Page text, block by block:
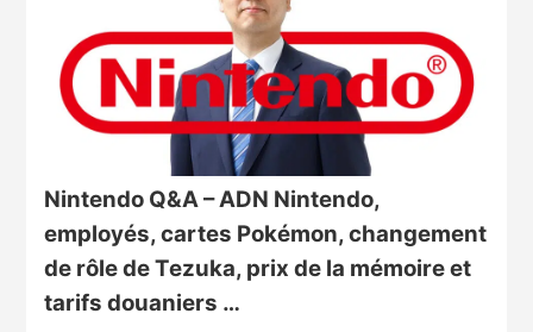
Nintendo Q&A – ADN Nintendo,
employés, cartes Pokémon, changement
de rôle de Tezuka, prix de la mémoire et
tarifs douaniers …